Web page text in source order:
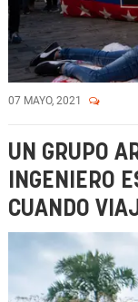
07 MAYO, 2021
UN GRUPO
INGENIERO
CUANDO